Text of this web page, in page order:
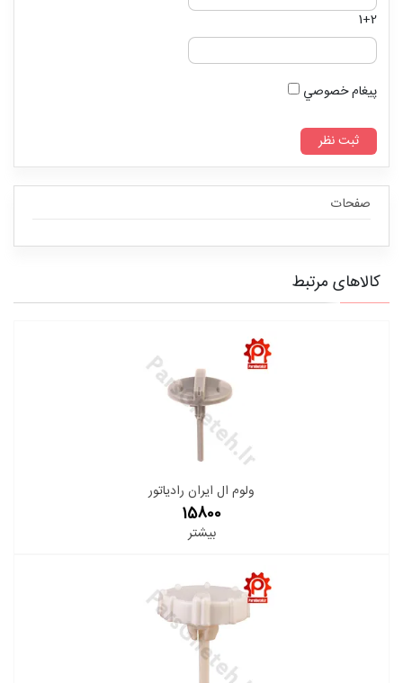
1+2
پيغام خصوصي
صفحات
کالاهای مرتبط
ولوم ال ایران رادیاتور
15800
بیشتر